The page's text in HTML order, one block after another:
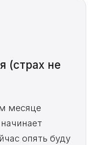
(страх не
месяце
опять буду